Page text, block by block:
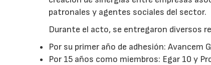
patronales y agentes sociales del sector.
Durante el acto, se entregaron diversos
Por su primer año de adhesión: Avancem
Por 15 años como miembros: Egar 10 y